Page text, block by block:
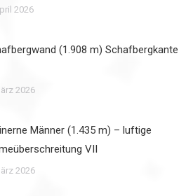
2026
(1.908 m) Schafbergkante
2026
Männer (1.435 m) – luftige
VII
2026